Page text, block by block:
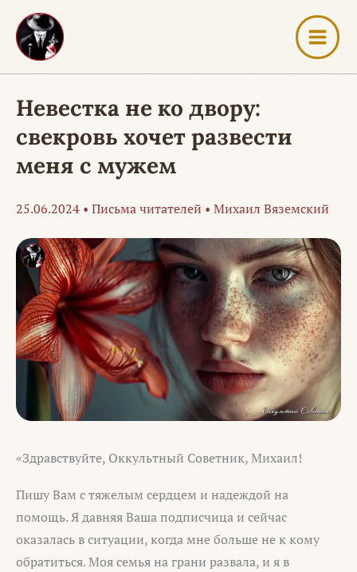
Перейти
содержимому
Невестка не ко двору:
свекровь хочет развести
меня с мужем
25.06.2024 • Письма читателей • Михаил Вяземский
«Здравствуйте, Оккультный Советник, Михаил!
Пишу Вам с тяжелым сердцем и надеждой на
помощь. Я давняя Ваша подписчица и сейчас
оказалась в ситуации, когда мне больше не к кому
обратиться. Моя семья на грани развала, и я в